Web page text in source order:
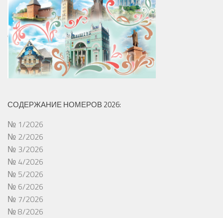
СОДЕРЖАНИЕ НОМЕРОВ 2026:
№ 1/2026
№ 2/2026
№ 3/2026
№ 4/2026
№ 5/2026
№ 6/2026
№ 7/2026
№ 8/2026